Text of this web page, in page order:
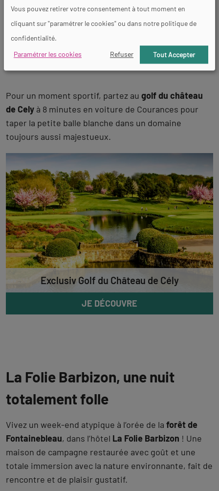
JE DÉCOUVRE
Pour un moment sportif, partez au golf du château
de Cely à 8 minutes en voiture de Courances pour
taper la petite balle blanche dans un domaine
toujours aussi majestueux.
Exclusiv Golf du Château de Cély
JE DÉCOUVRE
La Folie Barbizon, une nuit
totalement folle
Vivez un week-end atypique à l’orée de la forêt de
Fontainebleau, dans l’hôtel La Folie Barbizon ! Une
maison de campagne restaurée avec goût et une
totale immersion avec la nature environnante, fait de
rencontre et de plaisir gustatif.
Vous pouvez retirer votre consentement à tout moment en
cliquant sur "paramétrer le cookies" ou dans notre politique de
confidentialité.
Paramétrer les cookies
Refuser Tout Accepter